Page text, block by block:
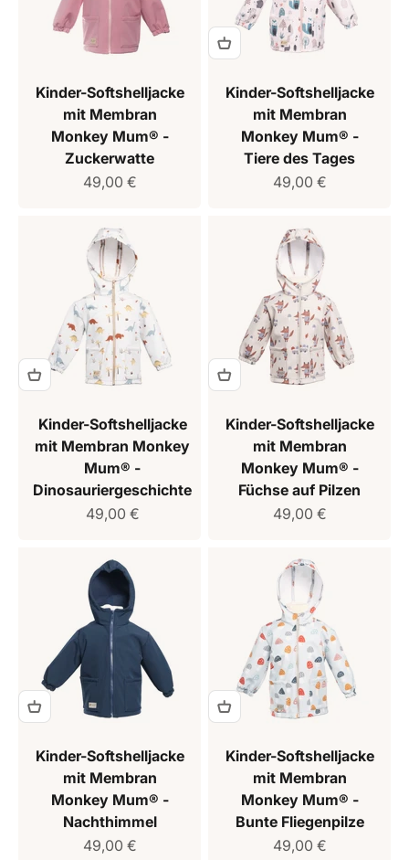
Kinder-Softshelljacke
mit Membran
Monkey Mum® -
Zuckerwatte
Verkaufspreis
49,00 €
Kinder-Softshelljacke
mit Membran
Monkey Mum® -
Tiere des Tages
Verkaufspreis
49,00 €
Kinder-Softshelljacke
mit Membran Monkey
Mum® -
Dinosauriergeschichte
Verkaufspreis
49,00 €
Kinder-Softshelljacke
mit Membran
Monkey Mum® -
Füchse auf Pilzen
Verkaufspreis
49,00 €
Kinder-Softshelljacke
mit Membran
Monkey Mum® -
Nachthimmel
Verkaufspreis
49,00 €
Kinder-Softshelljacke
mit Membran
Monkey Mum® -
Bunte Fliegenpilze
Verkaufspreis
49,00 €